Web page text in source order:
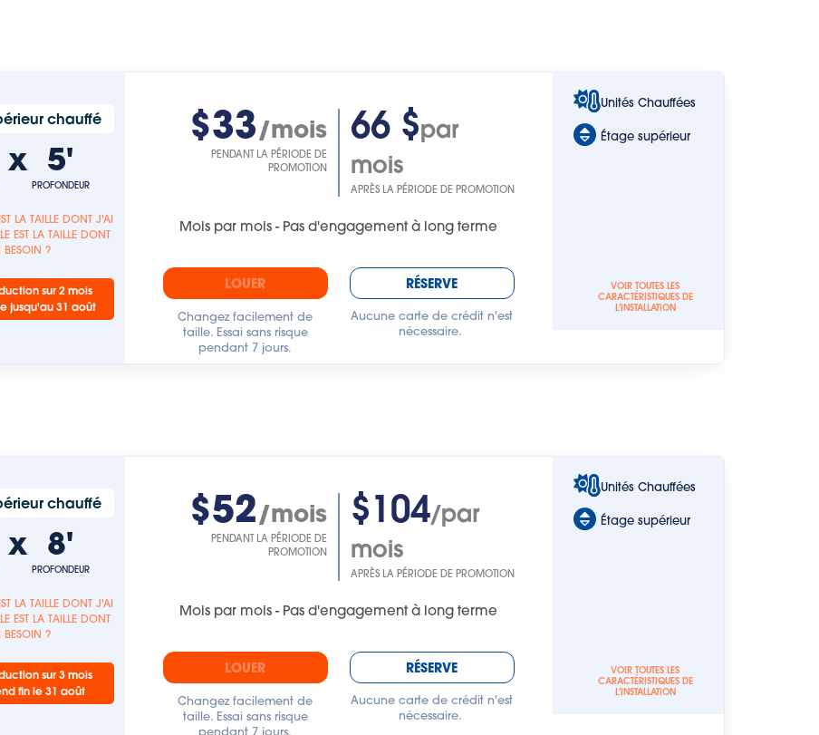
chauffé
x 5'
PROFONDEUR
LA TAILLE DONT J'AI
EST LA TAILLE DONT
BESOIN ?
sur 2 mois
jusqu'au 31 août
$33/mois
PENDANT LA PÉRIODE DE
PROMOTION
66 $par
mois
APRÈS LA PÉRIODE DE PROMOTION
Mois par mois - Pas d'engagement à long terme
LOUER
Changez facilement de
taille. Essai sans risque
pendant 7 jours.
RÉSERVE
Aucune carte de crédit n'est
nécessaire.
Unités Chauffées
Étage supérieur
VOIR TOUTES LES
CARACTÉRISTIQUES DE
L'INSTALLATION
chauffé
x 8'
PROFONDEUR
LA TAILLE DONT J'AI
EST LA TAILLE DONT
BESOIN ?
sur 3 mois
fin le 31 août
$52/mois
PENDANT LA PÉRIODE DE
PROMOTION
$104/par
mois
APRÈS LA PÉRIODE DE PROMOTION
Mois par mois - Pas d'engagement à long terme
LOUER
Changez facilement de
taille. Essai sans risque
pendant 7 jours.
RÉSERVE
Aucune carte de crédit n'est
nécessaire.
Unités Chauffées
Étage supérieur
VOIR TOUTES LES
CARACTÉRISTIQUES DE
L'INSTALLATION